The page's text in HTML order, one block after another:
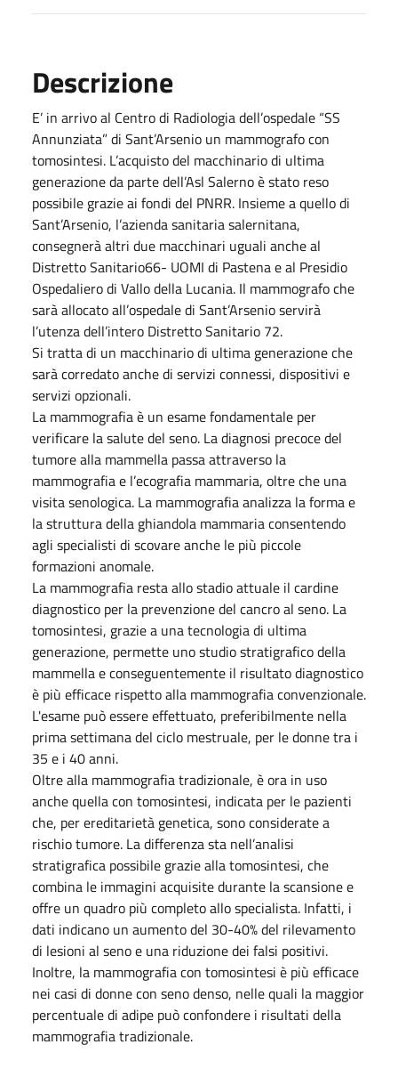
Descrizione
E’ in arrivo al Centro di Radiologia dell’ospedale “SS
Annunziata” di Sant’Arsenio un mammografo con
tomosintesi. L’acquisto del macchinario di ultima
generazione da parte dell’Asl Salerno è stato reso
possibile grazie ai fondi del PNRR. Insieme a quello di
Sant’Arsenio, l’azienda sanitaria salernitana,
consegnerà altri due macchinari uguali anche al
Distretto Sanitario66- UOMI di Pastena e al Presidio
Ospedaliero di Vallo della Lucania. Il mammografo che
sarà allocato all’ospedale di Sant’Arsenio servirà
l’utenza dell’intero Distretto Sanitario 72.
Si tratta di un macchinario di ultima generazione che
sarà corredato anche di servizi connessi, dispositivi e
servizi opzionali.
La mammografia è un esame fondamentale per
verificare la salute del seno. La diagnosi precoce del
tumore alla mammella passa attraverso la
mammografia e l’ecografia mammaria, oltre che una
visita senologica. La mammografia analizza la forma e
la struttura della ghiandola mammaria consentendo
agli specialisti di scovare anche le più piccole
formazioni anomale.
La mammografia resta allo stadio attuale il cardine
diagnostico per la prevenzione del cancro al seno. La
tomosintesi, grazie a una tecnologia di ultima
generazione, permette uno studio stratigrafico della
mammella e conseguentemente il risultato diagnostico
è più efficace rispetto alla mammografia convenzionale.
L'esame può essere effettuato, preferibilmente nella
prima settimana del ciclo mestruale, per le donne tra i
35 e i 40 anni.
Oltre alla mammografia tradizionale, è ora in uso
anche quella con tomosintesi, indicata per le pazienti
che, per ereditarietà genetica, sono considerate a
rischio tumore. La differenza sta nell’analisi
stratigrafica possibile grazie alla tomosintesi, che
combina le immagini acquisite durante la scansione e
offre un quadro più completo allo specialista. Infatti, i
dati indicano un aumento del 30-40% del rilevamento
di lesioni al seno e una riduzione dei falsi positivi.
Inoltre, la mammografia con tomosintesi è più efficace
nei casi di donne con seno denso, nelle quali la maggior
percentuale di adipe può confondere i risultati della
mammografia tradizionale.